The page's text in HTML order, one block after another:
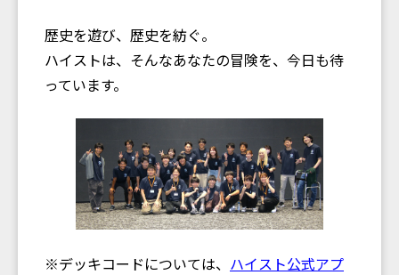
歴史を遊び、歴史を紡ぐ。
ハイストは、そんなあなたの冒険を、今日も待
っています。
※デッキコードについては、 ハイスト公式アプ